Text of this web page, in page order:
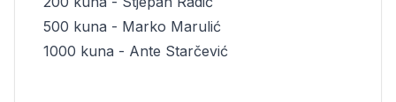
500 kuna - Marko Marulić
1000 kuna - Ante Starčević